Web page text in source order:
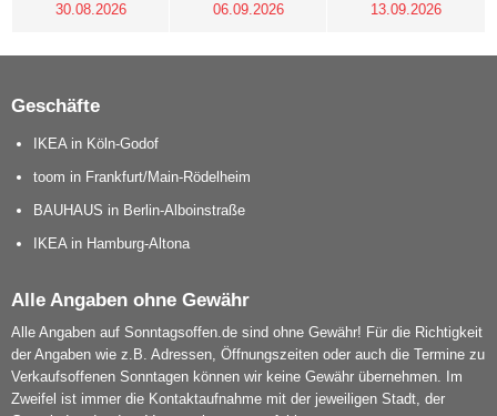
30.08.2026 06.09.2026 13.09.2026
Geschäfte
IKEA in Köln-Godof
toom in Frankfurt/Main-Rödelheim
BAUHAUS in Berlin-Alboinstraße
IKEA in Hamburg-Altona
Alle Angaben ohne Gewähr
Alle Angaben auf Sonntagsoffen.de sind ohne Gewähr! Für die Richtigkeit
der Angaben wie z.B. Adressen, Öffnungszeiten oder auch die Termine zu
Verkaufsoffenen Sonntagen können wir keine Gewähr übernehmen. Im
Zweifel ist immer die Kontaktaufnahme mit der jeweiligen Stadt, der